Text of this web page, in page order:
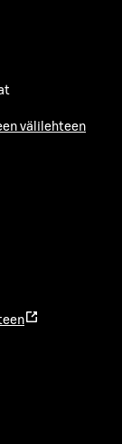
välilehteen